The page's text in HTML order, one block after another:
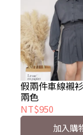
假兩件車線襯
兩色
NT$950
加入購